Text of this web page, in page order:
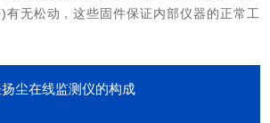
有无松动，这些固件保证内部仪器的正常工
尘在线监测仪的构成